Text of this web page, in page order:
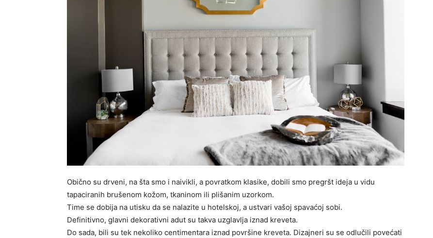
Obično su drveni, na šta smo i naivikli, a povratkom klasike, dobili smo pregršt ideja u vidu
tapaciranih brušenom kožom, tkaninom ili plišanim uzorkom.
Time se dobija na utisku da se nalazite u hotelskoj, a ustvari vašoj spavaćoj sobi.
Definitivno, glavni dekorativni adut su takva uzglavlja iznad kreveta.
Do sada, bili su tek nekoliko centimentara iznad površine kreveta. Dizajneri su se odlučili povećati